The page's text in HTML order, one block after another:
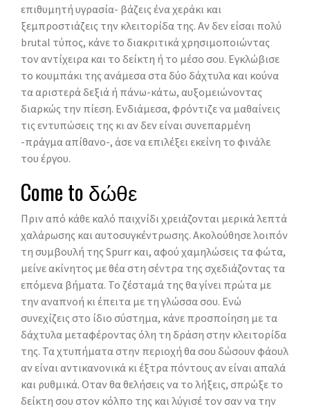
επιθυμητή υγρασία- βάζεις ένα χεράκι και
ξεμπροστιάζεις την κλειτορίδα της. Αν δεν είσαι πολύ
brutal τύπος, κάνε το διακριτικά χρησιμοποιώντας
τον αντίχειρα και το δείκτη ή το μέσο σου. Εγκλώβισε
το κουμπάκι της ανάμεσα στα δύο δάχτυλα και κούνα
τα αριστερά δεξιά ή πάνω-κάτω, αυξομειώνοντας
διαρκώς την πίεση. Ενδιάμεσα, φρόντιζε να μαθαίνεις
τις εντυπώσεις της κι αν δεν είναι συνεπαρμένη
-πράγμα απίθανο-, άσε να επιλέξει εκείνη το φινάλε
του έργου.
Come to δώθε
Πριν από κάθε καλό παιχνίδι χρειάζονται μερικά λεπτά
χαλάρωσης και αυτοσυγκέντρωσης. Ακολούθησε λοιπόν
τη συμβουλή της Spurr και, αφού χαμηλώσεις τα φώτα,
μείνε ακίνητος με θέα στη σέντρα της σχεδιάζοντας τα
επόμενα βήματα. Το ζέσταμά της θα γίνει πρώτα με
την αναπνοή κι έπειτα με τη γλώσσα σου. Ενώ
συνεχίζεις στο ίδιο σύστημα, κάνε προσποίηση με τα
δάχτυλα μεταφέροντας όλη τη δράση στην κλειτορίδα
της. Τα χτυπήματα στην περιοχή θα σου δώσουν φάουλ
αν είναι αντικανονικά κι έξτρα πόντους αν είναι απαλά
και ρυθμικά. Οταν θα θελήσεις να το λήξεις, σπρώξε το
δείκτη σου στον κόλπο της και λύγισέ τον σαν να την